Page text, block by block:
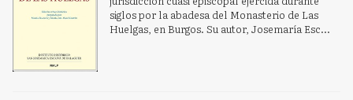
siglos por la abadesa del Monasterio de Las
Huelgas, en Burgos. Su autor, Josemaría Esc...